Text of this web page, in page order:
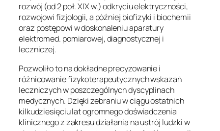
rozwój (od 2 poł. XIX w.) odkryciu elektryczności,
rozwojowi fizjologii, a później biofizyki i biochemii
oraz postępowi w doskonaleniu aparatury
elektromed. pomiarowej, diagnostycznej i
leczniczej.
Pozwoliło to na dokładne precyzowanie i
różnicowanie fizykoterapeutycznych wskazań
leczniczych w poszczególnych dyscyplinach
medycznych. Dzięki zebraniu w ciągu ostatnich
kilkudziesięciu lat ogromnego doświadczenia
klinicznego z zakresu działania na ustrój ludzki w